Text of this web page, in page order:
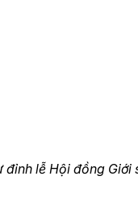
đỉnh lễ Hội đồng Giới